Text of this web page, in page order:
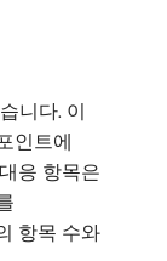
니다. 이
인트에
응 항목은
항목 수와